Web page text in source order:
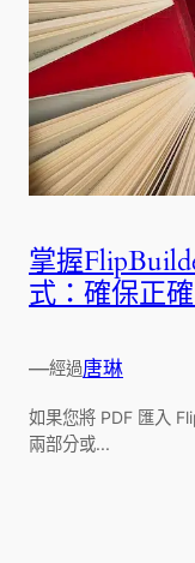
掌握
式：確保正
—經過唐琳
如果您將 PDF 匯入
兩部分或...